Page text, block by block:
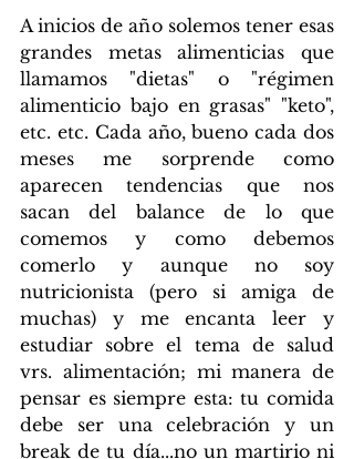
A inicios de año solemos tener esas
grandes metas alimenticias que
llamamos "dietas" o "régimen
alimenticio bajo en grasas" "keto",
etc. etc. Cada año, bueno cada dos
meses me sorprende como
aparecen tendencias que nos
sacan del balance de lo que
comemos y como debemos
comerlo y aunque no soy
nutricionista (pero si amiga de
muchas) y me encanta leer y
estudiar sobre el tema de salud
vrs. alimentación; mi manera de
pensar es siempre esta: tu comida
debe ser una celebración y un
break de tu día...no un martirio ni